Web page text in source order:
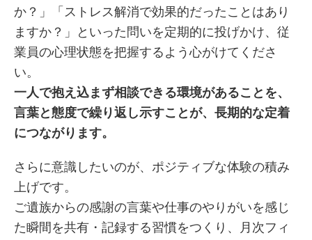
か？」「ストレス解消で効果的だったことはあり
ますか？」といった問いを定期的に投げかけ、従
業員の心理状態を把握するよう心がけてくださ
い。
一人で抱え込まず相談できる環境があることを、
言葉と態度で繰り返し示すことが、長期的な定着
につながります。
さらに意識したいのが、ポジティブな体験の積み
上げです。
ご遺族からの感謝の言葉や仕事のやりがいを感じ
た瞬間を共有・記録する習慣をつくり、月次フィ